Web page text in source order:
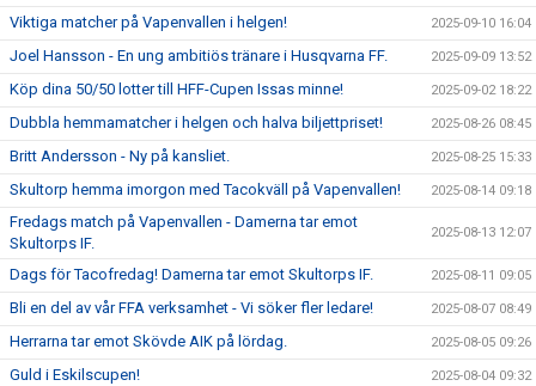
Viktiga matcher på Vapenvallen i helgen! 2025-09-10 16:04
Joel Hansson - En ung ambitiös tränare i Husqvarna FF. 2025-09-09 13:52
Köp dina 50/50 lotter till HFF-Cupen Issas minne! 2025-09-02 18:22
Dubbla hemmamatcher i helgen och halva biljettpriset! 2025-08-26 08:45
Britt Andersson - Ny på kansliet. 2025-08-25 15:33
Skultorp hemma imorgon med Tacokväll på Vapenvallen! 2025-08-14 09:18
Fredags match på Vapenvallen - Damerna tar emot
Skultorps IF.
2025-08-13 12:07
Dags för Tacofredag! Damerna tar emot Skultorps IF. 2025-08-11 09:05
Bli en del av vår FFA verksamhet - Vi söker fler ledare! 2025-08-07 08:49
Herrarna tar emot Skövde AIK på lördag. 2025-08-05 09:26
Guld i Eskilscupen! 2025-08-04 09:32